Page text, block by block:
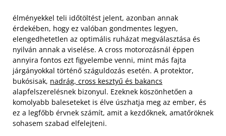
élményekkel teli időtöltést jelent, azonban annak
érdekében, hogy ez valóban gondmentes legyen,
elengedhetetlen az optimális ruházat megválasztása és
nyilván annak a viselése. A cross motorozásnál éppen
annyira fontos ezt figyelembe venni, mint más fajta
járgányokkal történő száguldozás esetén. A protektor,
bukósisak, nadrág, cross kesztyű és bakancs
alapfelszerelésnek bizonyul. Ezeknek köszönhetően a
komolyabb baleseteket is élve úszhatja meg az ember, és
ez a legfőbb érvnek számít, amit a kezdőknek, amatőröknek
sohasem szabad elfelejteni.